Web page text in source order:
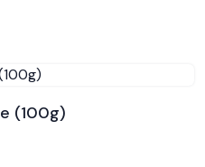
(100g)